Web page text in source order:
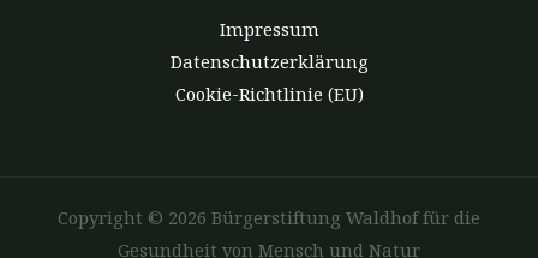
Impressum
Datenschutzerklärung
Cookie-Richtlinie (EU)
Copyright © 2026 Bürgerstiftung Waldhof für die
Gesundheit von Mensch und Natur